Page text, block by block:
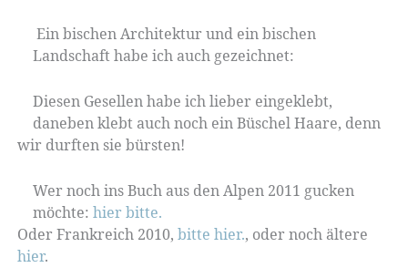
Ein bischen Architektur und ein bischen
Landschaft habe ich auch gezeichnet:
Diesen Gesellen habe ich lieber eingeklebt,
daneben klebt auch noch ein Büschel Haare, denn
wir durften sie bürsten!
Wer noch ins Buch aus den Alpen 2011 gucken
möchte: hier bitte.
Oder Frankreich 2010, bitte hier., oder noch ältere
hier.